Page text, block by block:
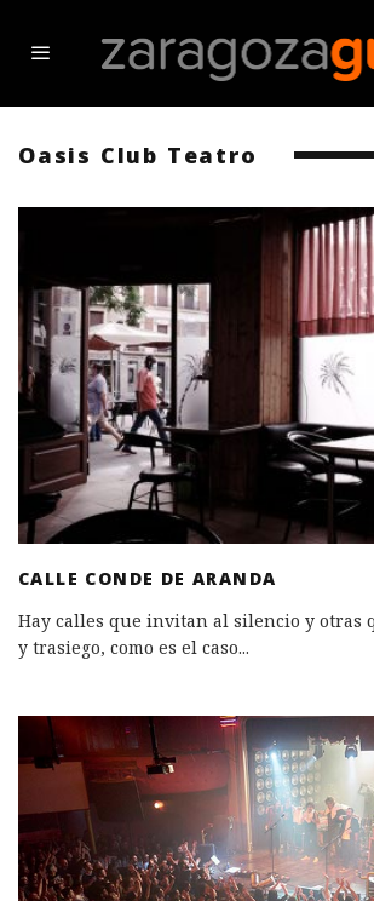
Oasis Club Teatro
CALLE CONDE DE ARANDA
Hay calles que invitan al silencio y otras
y trasiego, como es el caso...